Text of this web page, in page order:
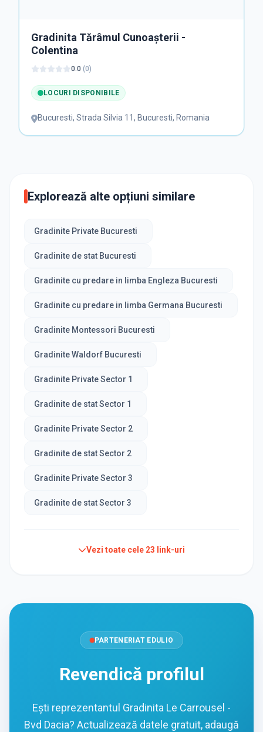
Gradinita Tărâmul Cunoașterii -
Colentina
0.0 (0)
LOCURI DISPONIBILE
Bucuresti, Strada Silvia 11, Bucuresti, Romania
Explorează alte opțiuni similare
Gradinite Private Bucuresti
Gradinite de stat Bucuresti
Gradinite cu predare in limba Engleza Bucuresti
Gradinite cu predare in limba Germana Bucuresti
Gradinite Montessori Bucuresti
Gradinite Waldorf Bucuresti
Gradinite Private Sector 1
Gradinite de stat Sector 1
Gradinite Private Sector 2
Gradinite de stat Sector 2
Gradinite Private Sector 3
Gradinite de stat Sector 3
Vezi toate cele 23 link-uri
PARTENERIAT EDULIO
Revendică profilul
Ești reprezentantul Gradinita Le Carrousel -
Bvd Dacia? Actualizează datele gratuit, adaugă